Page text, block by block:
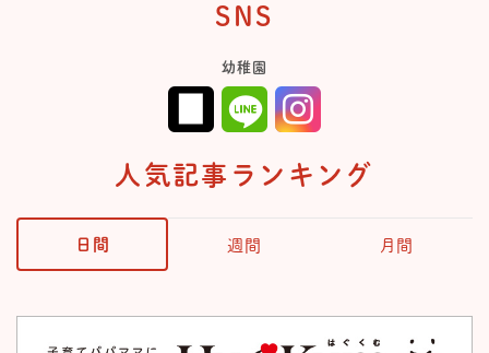
SNS
幼稚園
人気記事ランキング
日間 週間 月間